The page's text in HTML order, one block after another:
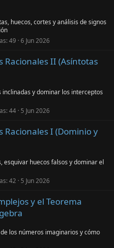
huecos, cortes y análisis de signos
49 6 Jun 2026
Racionales II (Asíntotas
y dominar los interceptos
44 5 Jun 2026
Racionales I (Dominio y
esquivar huecos falsos y dominar el
42 5 Jun 2026
y el Teorema
los números imaginarios y cómo